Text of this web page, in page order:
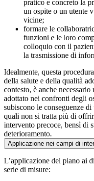
pratico e concreto la
un ospite o un utente
vicine;
formare le
funzioni e le loro
colloquio con il
la trasmissione di
Idealmente, questa
della salute e della qualità
contesto, è anche
adottato nei confronti degli
subiscono le conseguenze
quali non si tratta più di
intervento precoce, bensì di
deterioramento.
Applicazione nei campi di
L’applicazione del piano ai
serie di misure: